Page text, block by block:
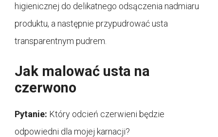
higienicznej do delikatnego odsączenia nadmiaru
produktu, a następnie przypudrować usta
transparentnym pudrem.
Jak malować usta na
czerwono
Pytanie: Który odcień czerwieni będzie
odpowiedni dla mojej karnacji?